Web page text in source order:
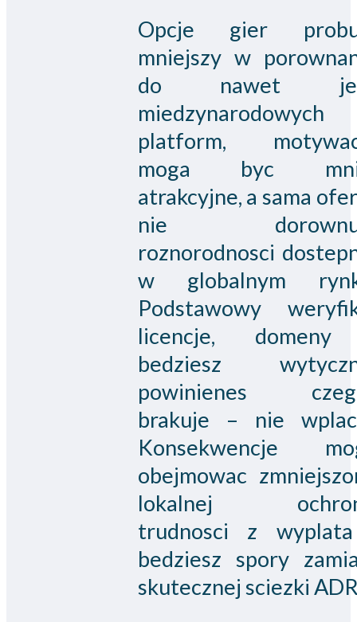
Opcje gier
mniejszy w
do nawet
miedzynarodowych
platform,
moga byc
atrakcyjne, a sama
nie
roznorodnosci
w globalnym
Podstawowy
licencje,
bedziesz
powinienes
brakuje – nie
Konsekwencje
obejmowac
lokalnej
trudnosci z
bedziesz spory
skutecznej sciezki